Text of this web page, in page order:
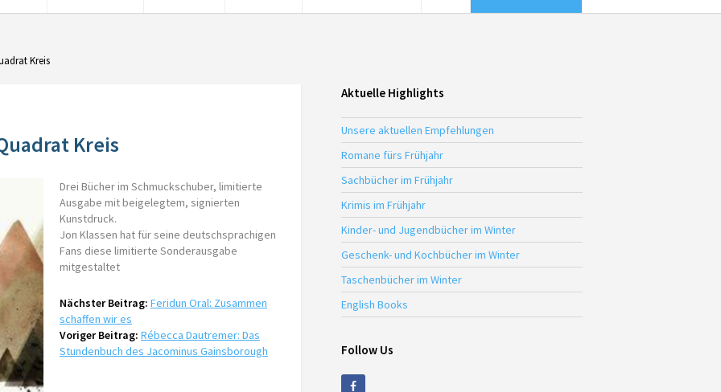
Kreis
Kreis
Drei Bücher im Schmuckschuber, limitierte
Ausgabe mit beigelegtem, signierten
Kunstdruck.
Jon Klassen hat für seine deutschsprachigen
Fans diese limitierte Sonderausgabe
mitgestaltet
Nächster Beitrag: Feridun Oral: Zusammen
schaffen wir es
Voriger Beitrag: Rébecca Dautremer: Das
Stundenbuch des Jacominus Gainsborough
Aktuelle Highlights
Unsere aktuellen Empfehlungen
Romane fürs Frühjahr
Sachbücher im Frühjahr
Krimis im Frühjahr
Kinder- und Jugendbücher im Winter
Geschenk- und Kochbücher im Winter
Taschenbücher im Winter
English Books
Follow Us